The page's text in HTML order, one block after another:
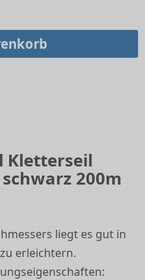
Kletterseil
schwarz 200m
liegt es gut in
erleichtern.